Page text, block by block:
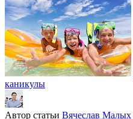
каникулы
Автор статьи Вячеслав Малых